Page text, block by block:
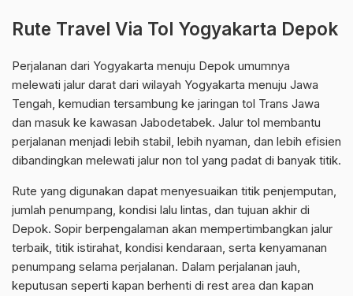
Rute Travel Via Tol Yogyakarta Depok
Perjalanan dari Yogyakarta menuju Depok umumnya
melewati jalur darat dari wilayah Yogyakarta menuju Jawa
Tengah, kemudian tersambung ke jaringan tol Trans Jawa
dan masuk ke kawasan Jabodetabek. Jalur tol membantu
perjalanan menjadi lebih stabil, lebih nyaman, dan lebih efisien
dibandingkan melewati jalur non tol yang padat di banyak titik.
Rute yang digunakan dapat menyesuaikan titik penjemputan,
jumlah penumpang, kondisi lalu lintas, dan tujuan akhir di
Depok. Sopir berpengalaman akan mempertimbangkan jalur
terbaik, titik istirahat, kondisi kendaraan, serta kenyamanan
penumpang selama perjalanan. Dalam perjalanan jauh,
keputusan seperti kapan berhenti di rest area dan kapan